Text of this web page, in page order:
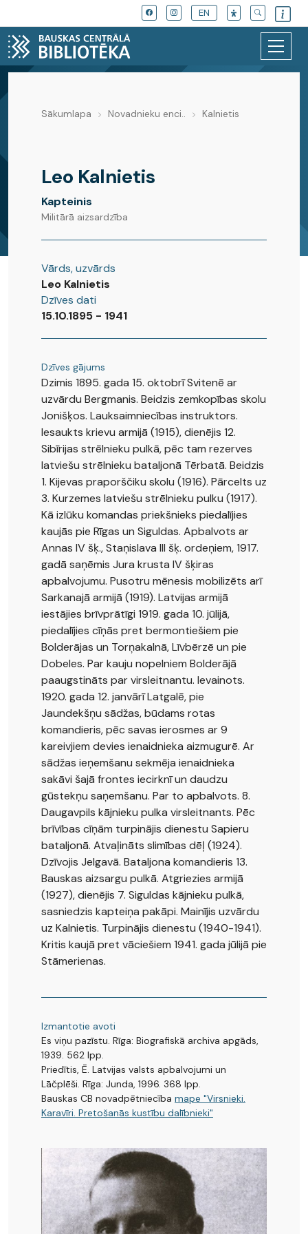
EN
Novadnieku enciklopēdija
Sākumlapa Novadnieku enci.. Kalnietis
Leo Kalnietis
Kapteinis
Militārā aizsardzība
Vārds, uzvārds
Leo Kalnietis
Dzīves dati
15.10.1895 - 1941
Dzīves gājums
Dzimis 1895. gada 15. oktobrī Svitenē ar
uzvārdu Bergmanis. Beidzis zemkopības skolu
Jonišķos. Lauksaimniecības instruktors.
Iesaukts krievu armijā (1915), dienējis 12.
Sibīrijas strēlnieku pulkā, pēc tam rezerves
latviešu strēlnieku bataljonā Tērbatā. Beidzis
1. Kijevas praporščiku skolu (1916). Pārcelts uz
3. Kurzemes latviešu strēlnieku pulku (1917).
Kā izlūku komandas priekšnieks piedalījies
kaujās pie Rīgas un Siguldas. Apbalvots ar
Annas IV šķ., Staņislava III šķ. ordeņiem, 1917.
gadā saņēmis Jura krusta IV šķiras
apbalvojumu. Pusotru mēnesis mobilizēts arī
Sarkanajā armijā (1919). Latvijas armijā
iestājies brīvprātīgi 1919. gada 10. jūlijā,
piedalījies cīņās pret bermontiešiem pie
Bolderājas un Torņakalnā, Līvbērzē un pie
Dobeles. Par kauju nopelniem Bolderājā
paaugstināts par virsleitnantu. Ievainots.
1920. gada 12. janvārī Latgalē, pie
Jaundekšņu sādžas, būdams rotas
komandieris, pēc savas ierosmes ar 9
kareivjiem devies ienaidnieka aizmugurē. Ar
sādžas ieņemšanu sekmēja ienaidnieka
sakāvi šajā frontes iecirknī un daudzu
gūstekņu saņemšanu. Par to apbalvots. 8.
Daugavpils kājnieku pulka virsleitnants. Pēc
brīvības cīņām turpinājis dienestu Sapieru
bataljonā. Atvaļināts slimības dēļ (1924).
Dzīvojis Jelgavā. Bataljona komandieris 13.
Bauskas aizsargu pulkā. Atgriezies armijā
(1927), dienējis 7. Siguldas kājnieku pulkā,
sasniedzis kapteiņa pakāpi. Mainījis uzvārdu
uz Kalnietis. Turpinājis dienestu (1940-1941).
Kritis kaujā pret vāciešiem 1941. gada jūlijā pie
Stāmerienas.
Izmantotie avoti
Es viņu pazīstu. Rīga: Biografiskā archiva apgāds,
1939. 562 lpp.
Priedītis, Ē. Latvijas valsts apbalvojumi un
Lāčplēši. Rīga: Junda, 1996. 368 lpp.
Bauskas CB novadpētniecība mape "Virsnieki.
Karavīri. Pretošanās kustību dalībnieki"